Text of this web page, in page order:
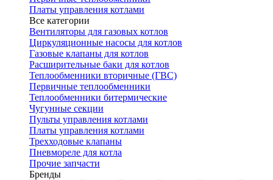
Платы управления котлами
Все категории
Вентиляторы для газовых котлов
Циркуляционные насосы для котлов
Газовые клапаны для котлов
Расширительные баки для котлов
Теплообменники вторичные (ГВС)
Первичные теплообменники
Теплообменники битермические
Чугунные секции
Пульты управления котлами
Платы управления котлами
Трехходовые клапаны
Пневмореле для котла
Прочие запчасти
Бренды